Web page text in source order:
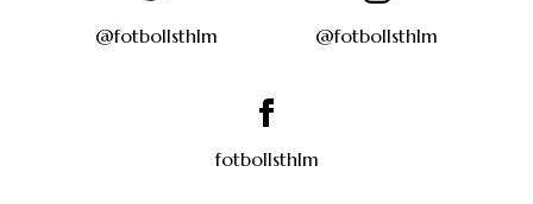
@fotbollsthlm @fotbollsthlm
fotbollsthlm